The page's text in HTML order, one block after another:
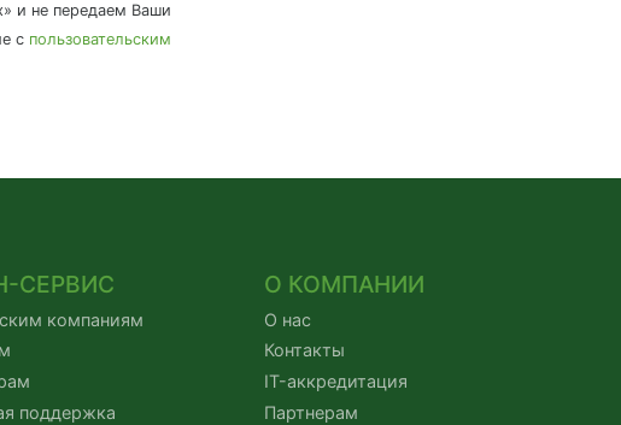
и не передаем Ваши
с пользовательским
СЕРВИС
компаниям
поддержка
О КОМПАНИИ
О нас
Контакты
IT-аккредитация
Партнерам